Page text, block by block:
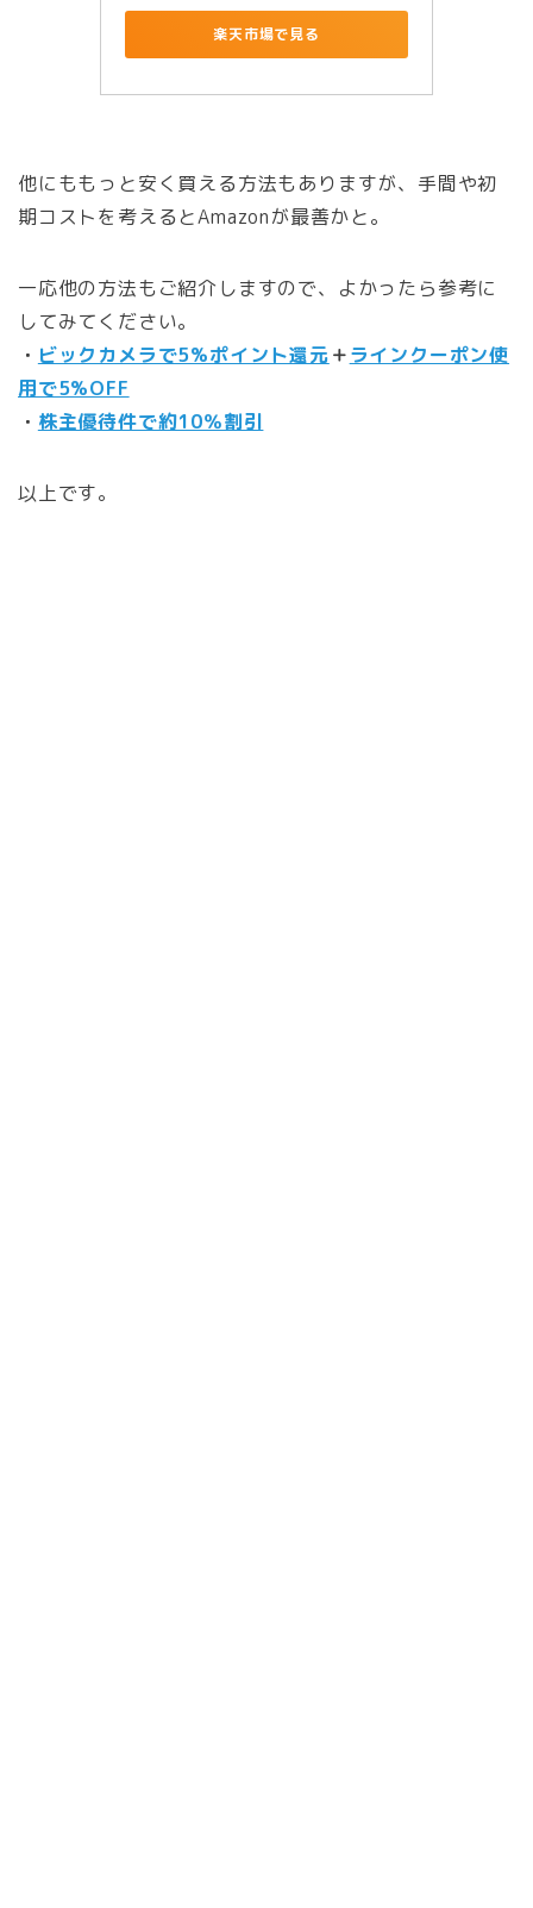
楽天市場で見る
他にももっと安く買える方法もありますが、手間や初
期コストを考えるとAmazonが最善かと。
一応他の方法もご紹介しますので、よかったら参考に
してみてください。
・ ビックカメラで5%ポイント還元＋ラインクーポン使
用で5%OFF
・ 株主優待件で約10％割引
以上です。